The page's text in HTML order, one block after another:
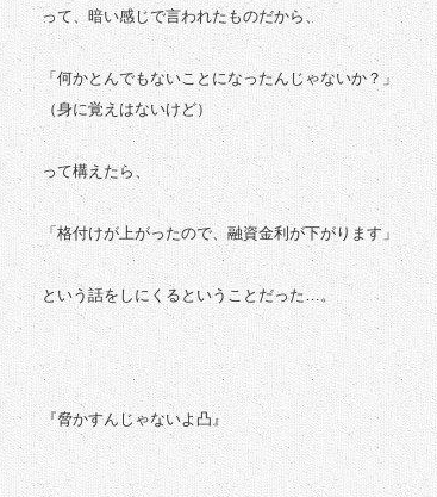
って、暗い感じで言われたものだから、
「何かとんでもないことになったんじゃないか？」
（身に覚えはないけど）
って構えたら、
「格付けが上がったので、融資金利が下がります」
という話をしにくるということだった…。
『脅かすんじゃないよ凸』